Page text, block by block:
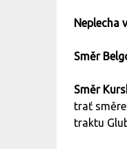
Neplecha
Směr
Směr
trať
traktu